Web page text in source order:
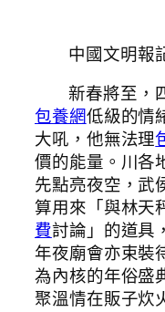
中國文明報
新春將至，
包養網低級的情
大吼，他無法理
價的能量。川各
先點亮夜空，武
算用來「與林天
費討論」的道具
年夜廟會亦束裝
為內核的年俗盛
聚溫情在販子炊